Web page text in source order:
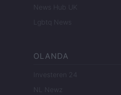
News Hub UK
Lgbtq News
OLANDA
Investeren 24
NL Newz